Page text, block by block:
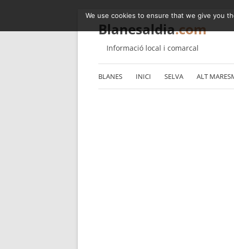
Blanesaldia.com
Informació local i comarcal
BLANES INICI SELVA ALT
We use cookies to ensure that we give you